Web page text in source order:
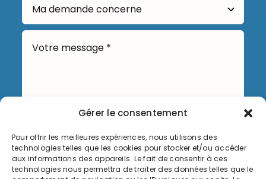
Gérer le consentement
Pour offrir les meilleures expériences, nous utilisons des
technologies telles que les cookies pour stocker et/ou accéder
aux informations des appareils. Le fait de consentir à ces
technologies nous permettra de traiter des données telles que le
Envoyer